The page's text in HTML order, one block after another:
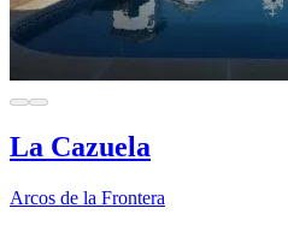
La Cazuela
Arcos de la Frontera